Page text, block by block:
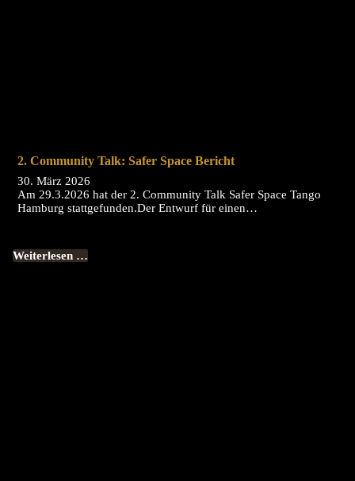
2. Community Talk: Safer Space Bericht
30. März 2026
Am 29.3.2026 hat der 2. Community Talk Safer Space Tango
Hamburg stattgefunden.Der Entwurf für einen…
Weiterlesen …